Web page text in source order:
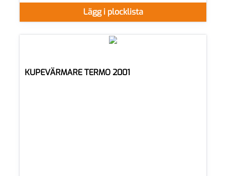
Lägg i plocklista
KUPEVÄRMARE TERMO 2001